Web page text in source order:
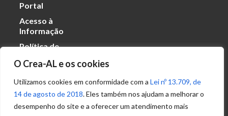
O Crea-AL e os cookies
Utilizamos cookies em conformidade com a Lei nº 13.709, de
14 de agosto de 2018. Eles também nos ajudam a melhorar o
desempenho do site e a oferecer um atendimento mais
Portal
Acesso à
Informação
Política de
Dados
Ouvidoria
(82) 2123 0864